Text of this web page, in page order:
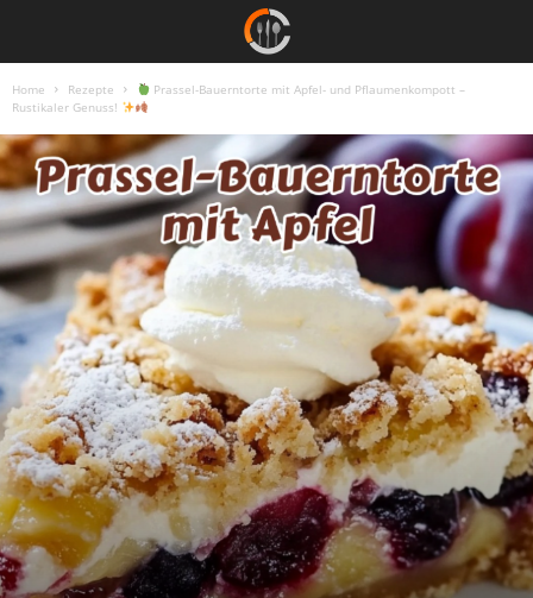
Home Rezepte
Prassel-Bauerntorte mit Apfel- und Pflaumenkompott –
Rustikaler Genuss!